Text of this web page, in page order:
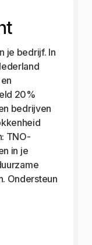
je bedrijf. In
20%
bedrijven
TNO-
in je
Ondersteun